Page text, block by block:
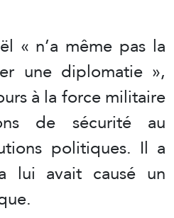
« n’a même pas la
une diplomatie »,
à la force militaire
de sécurité au
politiques. Il a
lui avait causé un